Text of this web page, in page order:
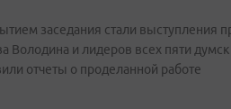
заседания стали выступления
Володина и лидеров всех пяти
отчеты о проделанной работе